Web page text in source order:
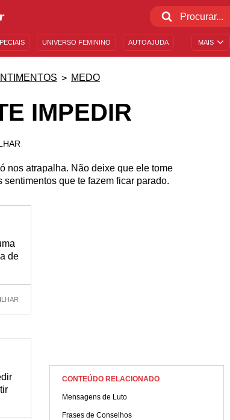
MAIS
UNIVERSO FEMININO AUTOAJUDA
MEDO
IMPEDIR
nos atrapalha. Não deixe que ele tome
que te fazem ficar parado.
de
CONTEÚDO RELACIONADO
Mensagens de Luto
Frases de Conselhos